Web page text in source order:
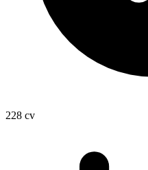
228 cv